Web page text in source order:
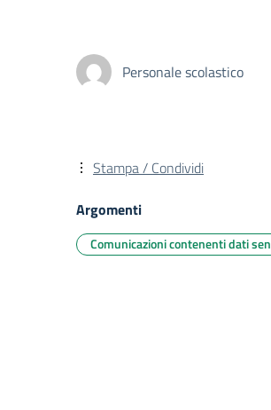
Personale scolastico
Stampa / Condividi
Argomenti
Comunicazioni contenenti dati